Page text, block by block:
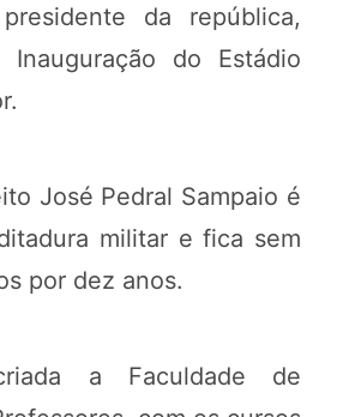
da república,
Inauguração do Estádio
José Pedral Sampaio é
militar e fica sem
por dez anos.
a Faculdade de